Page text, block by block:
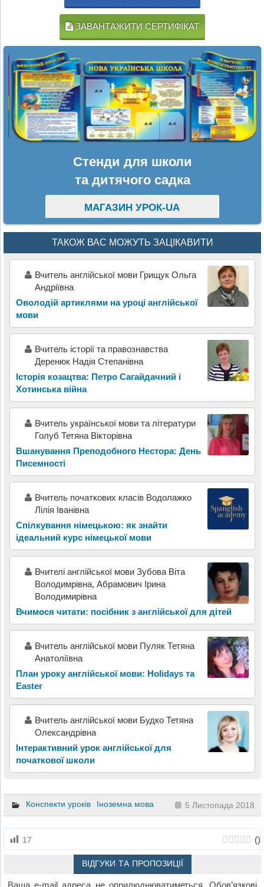
ЗАВАНТАЖИТИ СЕРТИФІКАТ
Стенди для школи
та дитячого садка
МАГАЗИН УРОК-UA
ТАКОЖ ВАС МОЖУТЬ ЗАЦІКАВИТИ
Вчитель англійської мови Грищук Ольга
Андріївна
Оволодій артиклями на уроці англійської
мови
Вчитель історії та правознавства
Деренюк Надія Степанівна
Історія козацтва: Петро Сагайдачний і
Хотинська війна
Вчитель української мови та літератури
Голуб Тетяна Вікторівна
Вшанування Преподобного Нестора: День
Писемності
Вчитель початкових класів Водолажко
Лілія Іванівна
Спілкування німецькою: як знайти
ідеальний курс німецької мови
Вчителі англійської мови Зубова Віта
Володимрівна, Абрамович Ірина
Володимирівна
Вчимося читати: посібник з англійської для дітей
Вчитель англійської мови Пуляк Тетяна
Анатоліївна
План уроку англійської мови: Holidays та
Easter
Вчитель англійської мови Будко Тетяна
Олександрівна
Інтерактивний урок англійської для
початкової школи
Конспекти уроків Іноземна мова 5 Листопада 2018
17 ()
ВІДГУКИ ТА ПРОПОЗИЦІЇ
Ваша e-mail адреса не оприлюднюватиметься. Обов’язкові